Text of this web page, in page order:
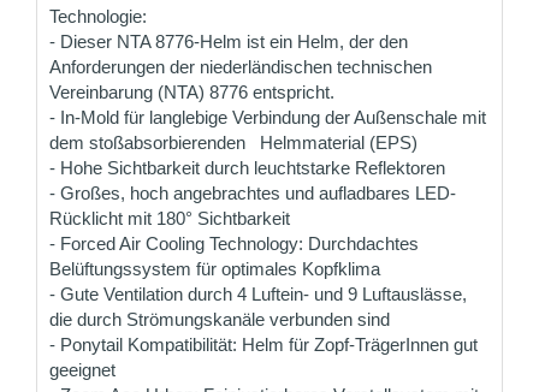
Technologie:
- Dieser NTA 8776-Helm ist ein Helm, der den
Anforderungen der niederländischen technischen
Vereinbarung (NTA) 8776 entspricht.
- In-Mold für langlebige Verbindung der Außenschale mit
dem stoßabsorbierenden Helmmaterial (EPS)
- Hohe Sichtbarkeit durch leuchtstarke Reflektoren
- Großes, hoch angebrachtes und aufladbares LED-
Rücklicht mit 180° Sichtbarkeit
- Forced Air Cooling Technology: Durchdachtes
Belüftungssystem für optimales Kopfklima
- Gute Ventilation durch 4 Luftein- und 9 Luftauslässe,
die durch Strömungskanäle verbunden sind
- Ponytail Kompatibilität: Helm für Zopf-TrägerInnen gut
geeignet